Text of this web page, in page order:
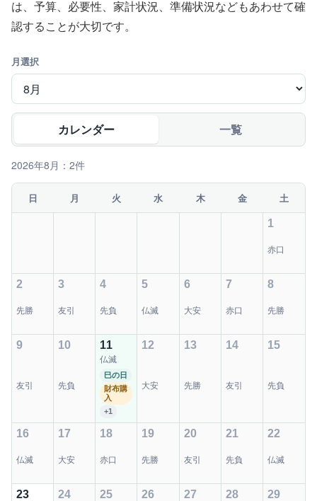
は、予算、必要性、家計状況、準備状況などもあわせて確
認することが大切です。
月選択
カレンダー 一覧
2026年8月：2件
日 月 火 水 木 金 土
1
赤口
2
先勝
3
友引
4
先負
5
仏滅
6
大安
7
赤口
8
先勝
9
友引
10
先負
11
仏滅
巳の日
財布購
入
+1
12
大安
13
先勝
14
友引
15
先負
16
仏滅
17
大安
18
赤口
19
先勝
20
友引
21
先負
22
仏滅
23 24 25 26 27 28 29